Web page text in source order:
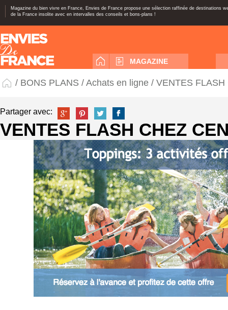
Magazine du bien vivre en France, Envies de France propose une sélection raffinée de destinations
de la France insolite avec en intervalles des conseils et bons-plans !
MAGAZINE
/ BONS PLANS / Achats en ligne / VENTES
Partager avec:
VENTES FLASH CHEZ